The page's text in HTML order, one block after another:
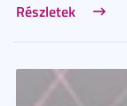
Részletek